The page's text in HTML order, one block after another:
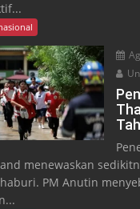
menewaskan
PM Anutin